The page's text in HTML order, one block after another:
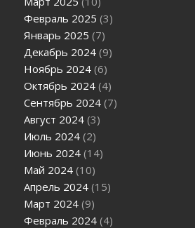
Февраль 2025 (3)
Январь 2025 (7)
Декабрь 2024 (9)
Ноябрь 2024 (6)
Октябрь 2024 (4)
Сентябрь 2024 (7)
Август 2024 (3)
Июль 2024 (2)
Июнь 2024 (14)
Май 2024 (10)
Апрель 2024 (15)
Март 2024 (9)
Февраль 2024 (4)